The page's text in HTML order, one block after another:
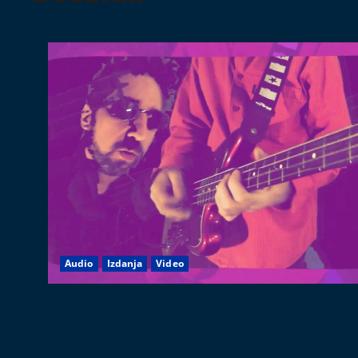
Audio Izdanja Video